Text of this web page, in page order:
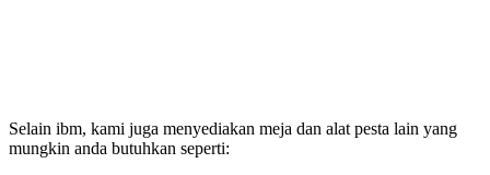
Selain ibm, kami juga menyediakan meja dan alat pesta lain yang
mungkin anda butuhkan seperti: